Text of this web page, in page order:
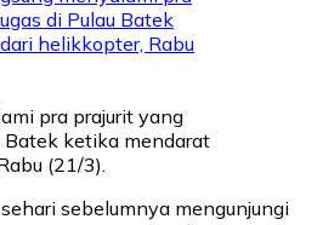
pra prajurit yang
Batek ketika mendarat
(21/3).
sebelumnya mengunjungi